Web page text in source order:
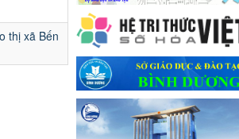
thị xã Bến
và Quốc tế lao động 01/5
Ngày ban hành: 24/04/2024
Kế hoạch phổ biến. giáo
dục pháp luật năm 2024 của
ngành Giáo dục và Đào tạo
thị xã Bến Cát
Kế hoạch phổ biến. giáo dục